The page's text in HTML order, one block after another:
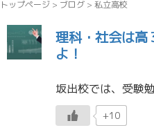
トップページ > ブログ > 私立高校
理科・社会は高
よ！
+10